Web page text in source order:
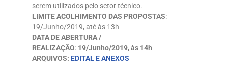
serem utilizados pelo setor técnico.
LIMITE ACOLHIMENTO DAS PROPOSTAS:
19/Junho/2019, até às 13h
DATA DE ABERTURA /
REALIZAÇÃO:19/Junho/2019, às 14h
ARQUIVOS: EDITAL E ANEXOS